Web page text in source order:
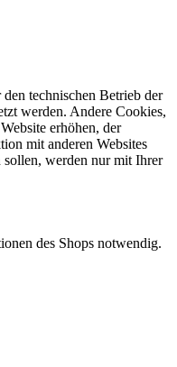
technischen Betrieb der
werden. Andere Cookies,
erhöhen, der
mit anderen Websites
werden nur mit Ihrer
des Shops notwendig.